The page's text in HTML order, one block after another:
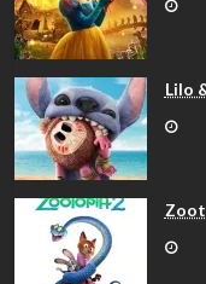
Lilo